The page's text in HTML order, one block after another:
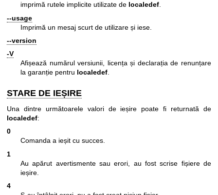
imprimă rutele implicite utilizate de localedef
--usage
Imprimă un mesaj scurt de utilizare și iese.
--version
-V
Afișează numărul versiunii, licența și declarația de renunțare
la garanție pentru localedef.
STARE DE IEȘIRE
Una dintre următoarele valori de ieșire poate fi returnată de
localedef:
0
Comanda a ieșit cu succes.
1
Au apărut avertismente sau erori, au fost scrise fișiere de
ieșire.
4